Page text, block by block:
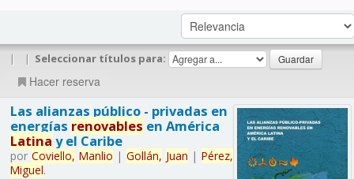
| | Seleccionar títulos para:
Hacer reserva
Las alianzas público - privadas en
energías renovables en América
Latina y el Caribe
por Coviello, Manlio | Gollán, Juan | Pérez,
Miguel.